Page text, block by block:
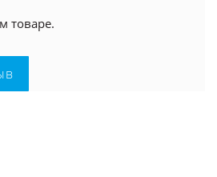
товаре.